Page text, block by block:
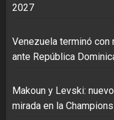
2027
Venezuela terminó con
ante República
Makoun y Levski:
mirada en la